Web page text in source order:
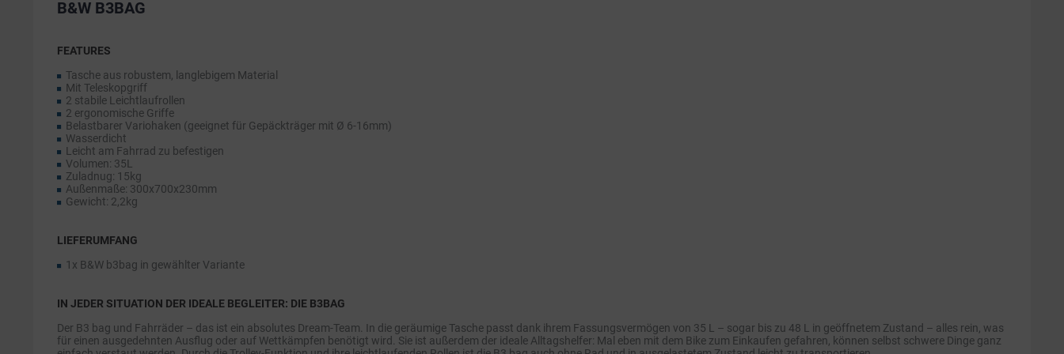
B&W B3BAG
FEATURES
Tasche aus robustem, langlebigem Material
Mit Teleskopgriff
2 stabile Leichtlaufrollen
2 ergonomische Griffe
Belastbarer Variohaken (geeignet für Gepäckträger mit Ø 6-16mm)
Wasserdicht
Leicht am Fahrrad zu befestigen
Volumen: 35L
Zuladnug: 15kg
Außenmaße: 300x700x230mm
Gewicht: 2,2kg
LIEFERUMFANG
1x B&W b3bag in gewählter Variante
IN JEDER SITUATION DER IDEALE BEGLEITER: DIE B3BAG
Der B3 bag und Fahrräder – das ist ein absolutes Dream-Team. In die geräumige Tasche passt dank ihrem Fassungsvermögen von 35 L – sogar bis zu 48 L in geöffnetem Zustand – alles rein, was
für einen ausgedehnten Ausflug oder auf Wettkämpfen benötigt wird. Sie ist außerdem der ideale Alltagshelfer: Mal eben mit dem Bike zum Einkaufen gefahren, können selbst schwere Dinge ganz